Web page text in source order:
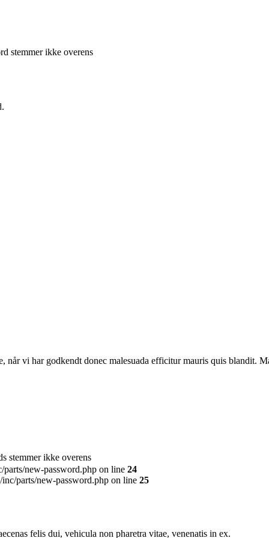
stemmer ikke overens
vi har godkendt donec malesuada efficitur mauris quis blandit.
stemmer ikke overens
new-password.php on line 24
parts/new-password.php on line 25
felis dui, vehicula non pharetra vitae, venenatis in ex.